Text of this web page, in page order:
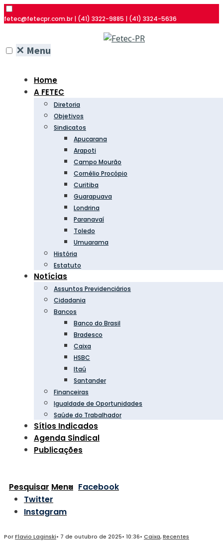
fetec@fetecpr.com.br | (41) 3322-9885 | (41) 3324-5636
✕ Menu
Home
A FETEC
Diretoria
Objetivos
Sindicatos
Apucarana
Arapoti
Campo Mourão
Cornélio Procópio
Curitiba
Guarapuava
Londrina
Paranavaí
Toledo
Umuarama
História
Estatuto
Notícias
Assuntos Previdenciários
Cidadania
Bancos
Banco do Brasil
Bradesco
Caixa
HSBC
Itaú
Santander
Financeiras
Igualdade de Oportunidades
Saúde do Trabalhador
Sítios Indicados
Agenda Sindical
Publicações
Pesquisar Menu Facebook
Twitter
Instagram
PorFlavio Laginski• 7 de outubro de 2025• 10:36• Caixa,Recentes